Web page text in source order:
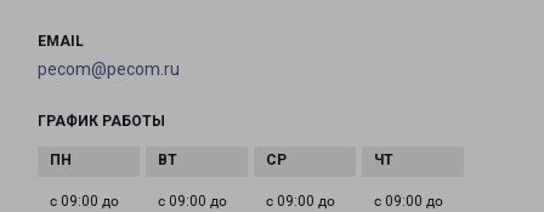
EMAIL
pecom@pecom.ru
ГРАФИК РАБОТЫ
с 09:00 до
с 09:00 до
с 09:00 до
с 09:00 до